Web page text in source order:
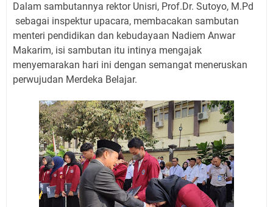
Dalam sambutannya rektor Unisri, Prof.Dr. Sutoyo, M.Pd
sebagai inspektur upacara, membacakan sambutan
menteri pendidikan dan kebudayaan Nadiem Anwar
Makarim, isi sambutan itu intinya mengajak
menyemarakan hari ini dengan semangat meneruskan
perwujudan Merdeka Belajar.